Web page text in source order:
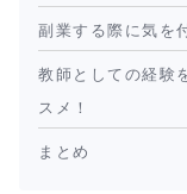
副業する際に気を
教師としての経験
スメ！
まとめ